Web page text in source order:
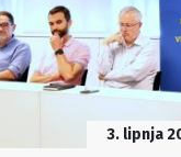
3. lipnja